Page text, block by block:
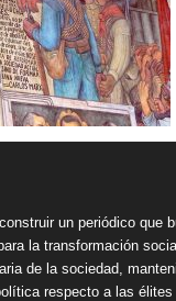
un periódico que
la transformación
de la sociedad,
respecto a las élites